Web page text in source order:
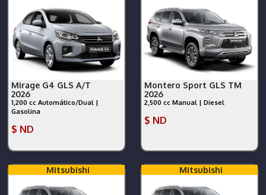
Mirage G4 GLS A/T
2026
1,200 cc Automático/Dual |
Gasolina
$ ND
Montero Sport GLS TM
2026
2,500 cc Manual | Diesel
$ ND
Mitsubishi Mitsubishi